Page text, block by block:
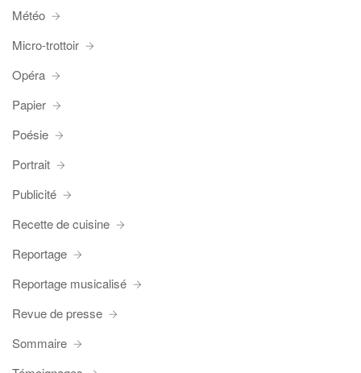
Météo
Micro-trottoir
Opéra
Papier
Poésie
Portrait
Publicité
Recette de cuisine
Reportage
Reportage musicalisé
Revue de presse
Sommaire